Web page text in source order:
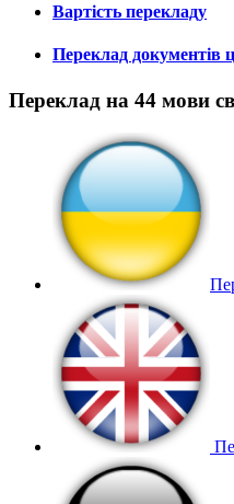
Вартість перекладу
Переклад документів
Переклад на 44 мови